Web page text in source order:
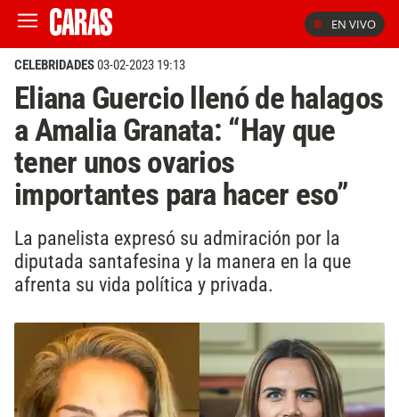
EN VIVO
CELEBRIDADES03-02-2023 19:13
Eliana Guercio llenó de halagos
a Amalia Granata: “Hay que
tener unos ovarios
importantes para hacer eso”
La panelista expresó su admiración por la
diputada santafesina y la manera en la que
afrenta su vida política y privada.